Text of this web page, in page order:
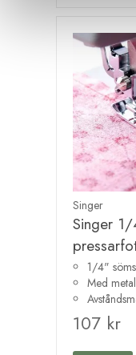
Singer
Singer 1/
1/4"
Med
107 kr